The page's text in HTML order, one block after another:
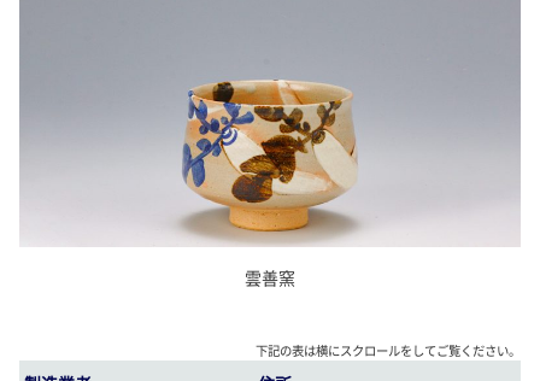
雲善窯
下記の表は横にスクロールをしてご覧ください。